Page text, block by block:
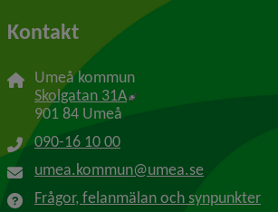
Kontakt
Umeå kommun
Skolgatan 31A Länk till annan
901 84 Umeå
090-16 10 00
umea.kommun@umea.se
Frågor, felanmälan och synpunkter